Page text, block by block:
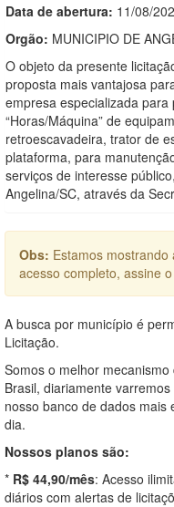
Data de abertura: 11/08/
Orgão: MUNICIPIO DE
O objeto da presente
proposta mais vantajosa
empresa especializada
“Horas/Máquina” de
retroescavadeira, trator de
plataforma, para
serviços de interesse
Angelina/SC, através da
Obs: Estamos
acesso completo, assine
A busca por município é
Licitação.
Somos o melhor
Brasil, diariamente
nosso banco de dados
dia.
Nossos planos são:
* R$ 44,90/mês: Acesso
diários com alertas de